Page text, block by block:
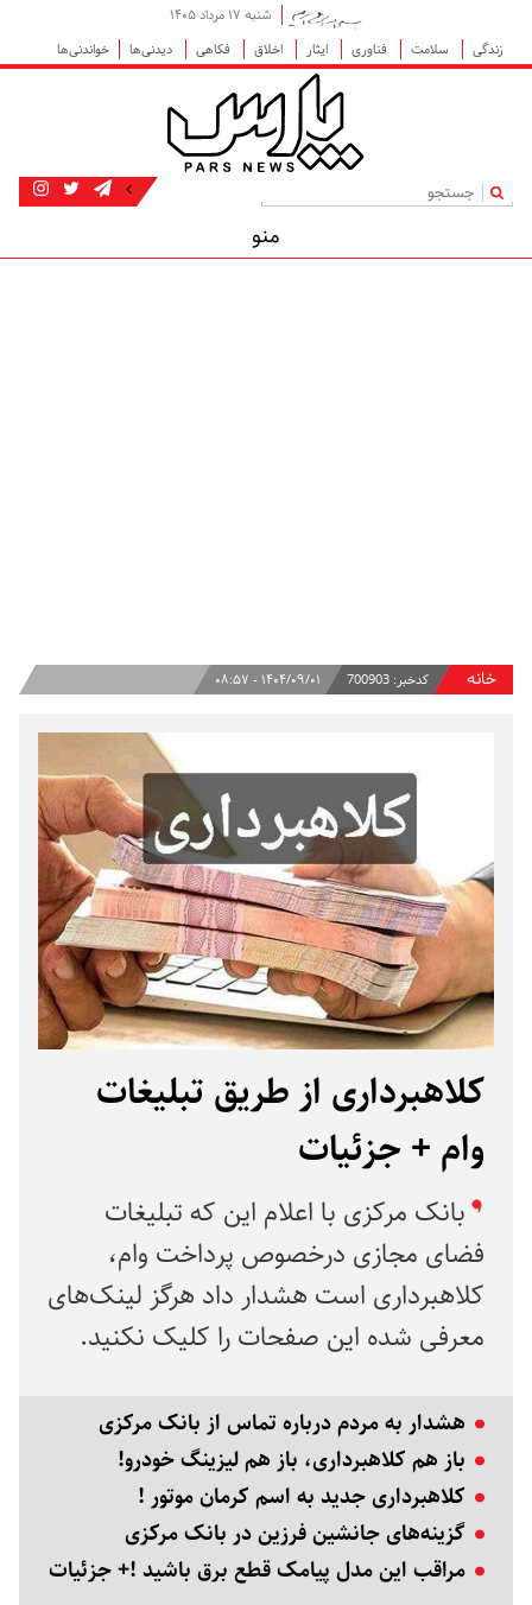
شنبه ۱۷ مرداد ۱۴۰۵
زندگی
سلامت فناوری ایثار اخلاق فکاهی دیدنی‌ها خواندنی‌ها
|
منو
خانه کدخبر: 700903 ۱۴۰۴/۰۹/۰۱ - ۰۸:۵۷
کلاهبرداری از طریق تبلیغات
وام + جزئیات
بانک مرکزی با اعلام این که تبلیغات
فضای مجازی درخصوص پرداخت وام،
کلاهبرداری است هشدار داد هرگز لینک‌های
معرفی شده این صفحات را کلیک نکنید.
هشدار به مردم درباره تماس از بانک مرکزی
باز هم کلاهبرداری، باز هم لیزینگ خودرو!
کلاهبرداری جدید به اسم کرمان موتور !
گزینه‌های جانشین فرزین در بانک مرکزی
مراقب این مدل پیامک قطع برق باشید !+ جزئیات